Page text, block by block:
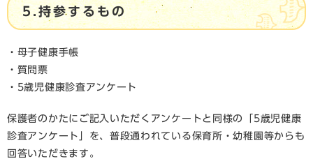
5.持参するもの
・母子健康手帳
・質問票
・5歳児健康診査アンケート
保護者のかたにご記入いただくアンケートと同様の「5歳児健康
診査アンケート」を、普段通われている保育所・幼稚園等からも
回答いただきます。